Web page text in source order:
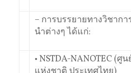
– การบรรยายทางวิชาก
นำต่างๆ ได้แก่:
• NSTDA-NANOTEC (